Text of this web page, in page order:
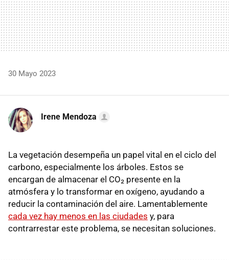
30 Mayo 2023
Irene Mendoza
La vegetación desempeña un papel vital en el ciclo del
carbono, especialmente los árboles. Estos se
encargan de almacenar el CO₂ presente en la
atmósfera y lo transformar en oxígeno, ayudando a
reducir la contaminación del aire. Lamentablemente
cada vez hay menos en las ciudades y, para
contrarrestar este problema, se necesitan soluciones.